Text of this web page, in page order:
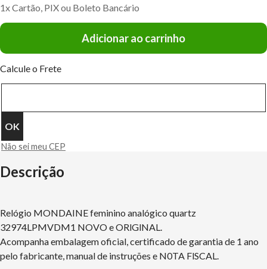
1x Cartão, PIX ou Boleto Bancário
Adicionar ao carrinho
Calcule o Frete
Não sei meu CEP
Descrição
Relógio MONDAINE feminino analógico quartz
32974LPMVDM1 NOVO e ORlGlNAL.
Acompanha embalagem oficial, certificado de garantia de 1 ano
pelo fabricante, manual de instruções e N0TA FlSCAL.